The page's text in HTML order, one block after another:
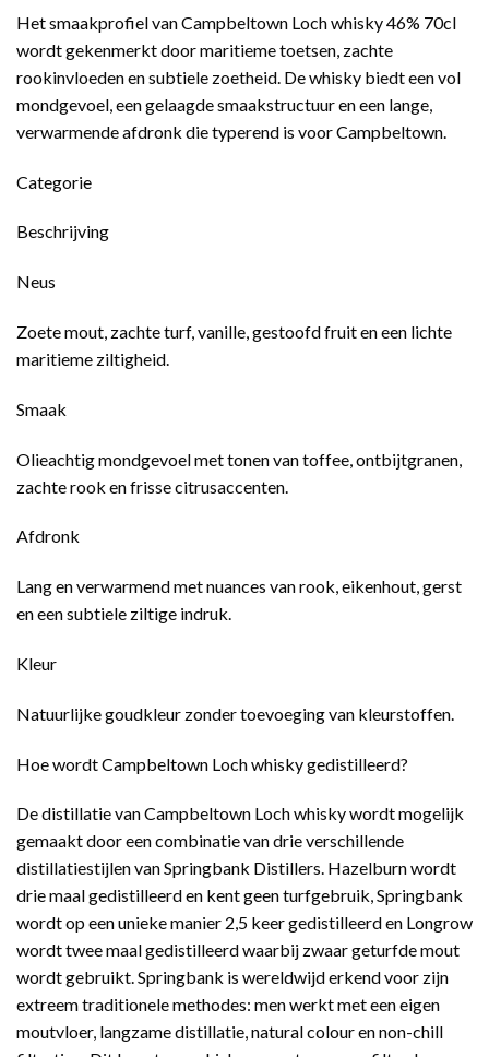
Het smaakprofiel van Campbeltown Loch whisky 46% 70cl
wordt gekenmerkt door maritieme toetsen, zachte
rookinvloeden en subtiele zoetheid. De whisky biedt een vol
mondgevoel, een gelaagde smaakstructuur en een lange,
verwarmende afdronk die typerend is voor Campbeltown.
Categorie
Beschrijving
Neus
Zoete mout, zachte turf, vanille, gestoofd fruit en een lichte
maritieme ziltigheid.
Smaak
Olieachtig mondgevoel met tonen van toffee, ontbijtgranen,
zachte rook en frisse citrusaccenten.
Afdronk
Lang en verwarmend met nuances van rook, eikenhout, gerst
en een subtiele ziltige indruk.
Kleur
Natuurlijke goudkleur zonder toevoeging van kleurstoffen.
Hoe wordt Campbeltown Loch whisky gedistilleerd?
De distillatie van Campbeltown Loch whisky wordt mogelijk
gemaakt door een combinatie van drie verschillende
distillatiestijlen van Springbank Distillers. Hazelburn wordt
drie maal gedistilleerd en kent geen turfgebruik, Springbank
wordt op een unieke manier 2,5 keer gedistilleerd en Longrow
wordt twee maal gedistilleerd waarbij zwaar geturfde mout
wordt gebruikt. Springbank is wereldwijd erkend voor zijn
extreem traditionele methodes: men werkt met een eigen
moutvloer, langzame distillatie, natural colour en non-chill